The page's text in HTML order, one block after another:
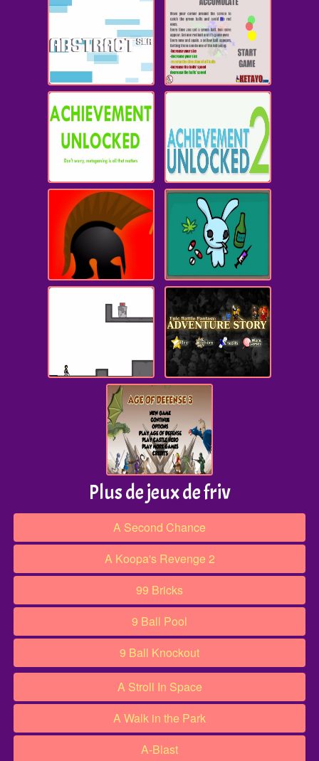
Plus de jeux de friv
A Second Chance
A Koopa's Revenge 2
99 Bricks
9 Ball Pool
9 Ball Knockout
A Stroll In Space
A Walk in the Park
A-Blast